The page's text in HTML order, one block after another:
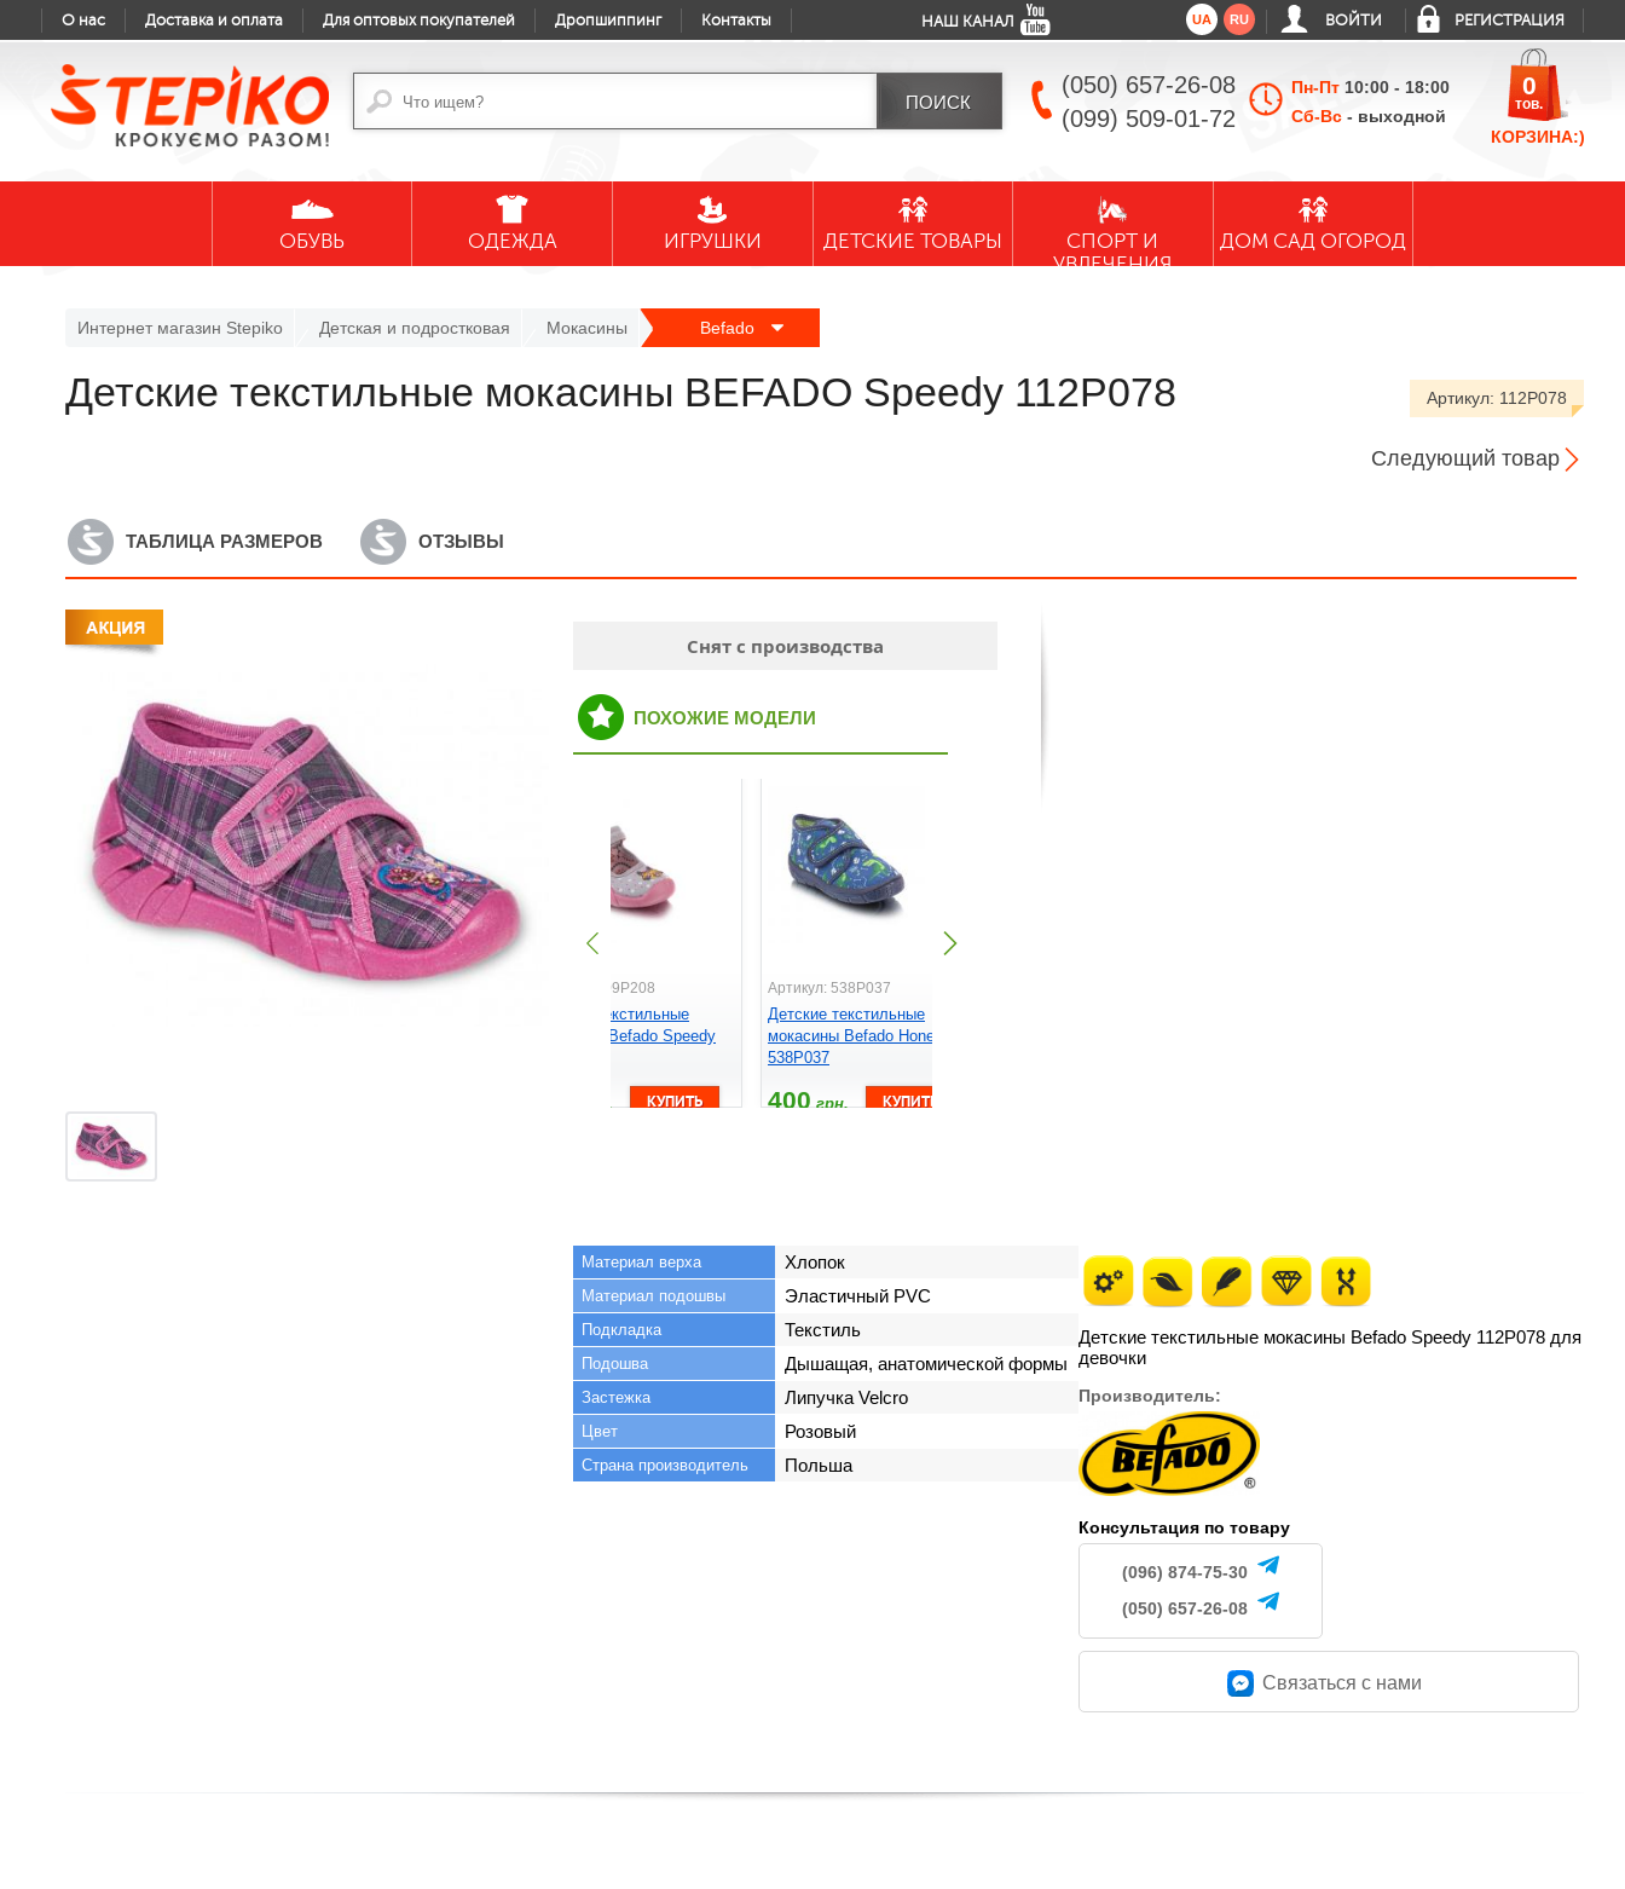
О нас Доставка и оплата Для оптовых покупателей Дропшиппинг Контакты НАШ КАНАЛ UA RU ВОЙТИ РЕГИСТРАЦИЯ
(050) 657-26-08
(099) 509-01-72
Пн-Пт 10:00 - 18:00
Сб-Вс - выходной
КОРЗИНА:)
0
тов.
ОБУВЬ ОДЕЖДА ИГРУШКИ ДЕТСКИЕ ТОВАРЫ
СПОРТ И
УВЛЕЧЕНИЯ
ДОМ САД ОГОРОД
Интернет магазин Stepiko Детская и подростковая Мокасины Befado
Детские текстильные мокасины BEFADO Speedy 112P078 Артикул: 112P078
Следующий товар
ТАБЛИЦА РАЗМЕРОВ ОТЗЫВЫ
Снят с производства
ПОХОЖИЕ МОДЕЛИ
Артикул: 290X221 Артикул: 109P208
Детские текстильные
мокасины Befado Speedy
грн.
Артикул: 538P037
Детские текстильные
мокасины Befado Honey
538P037
400грн.
Материал верха Хлопок
Материал подошвы Эластичный PVC
Подкладка Текстиль
Подошва Дышащая, анатомической формы
Застежка Липучка Velcro
Цвет Розовый
Страна производитель Польша
Детские текстильные мокасины Befado Speedy 112P078 для
девочки
Производитель:
Консультация по товару
(096) 874-75-30
(050) 657-26-08
Связаться c нами